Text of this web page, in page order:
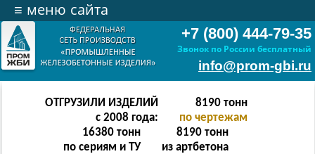
+7 (800) 444-79-35
Звонок по России бесплатный
info@prom-gbi.ru
≡ меню сайта
ОТГРУЗИЛИ ИЗДЕЛИЙ
с 2008 года:
16382тонн
по чертежам
32764 тонн
по сериям и ТУ
16382 тонн
из артбетона